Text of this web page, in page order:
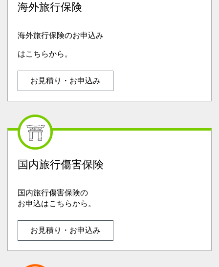
海外旅行保険
海外旅行保険のお申込み
はこちらから。
お見積り・お申込み
国内旅行傷害保険
国内旅行傷害保険の
お申込はこちらから。
お見積り・お申込み